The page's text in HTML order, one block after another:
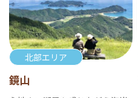
北部エリア
鏡山